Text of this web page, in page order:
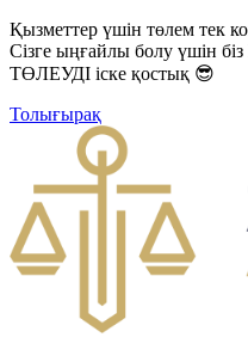
Қызметтер үшін төлем тек
Сізге ыңғайлы болу үшін
ТӨЛЕУДІ іске қостық 😎
Толығырақ